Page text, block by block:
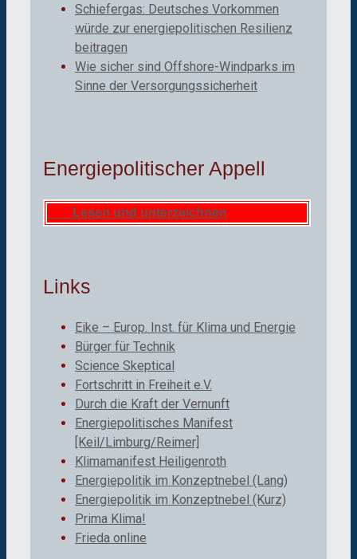
Schiefergas: Deutsches Vorkommen
würde zur energiepolitischen Resilienz
beitragen
Wie sicher sind Offshore-Windparks im
Sinne der Versorgungssicherheit
Energiepolitischer Appell
Lesen und unterzeichnen
Links
Eike – Europ. Inst. für Klima und Energie
Bürger für Technik
Science Skeptical
Fortschritt in Freiheit e.V.
Durch die Kraft der Vernunft
Energiepolitisches Manifest
[Keil/Limburg/Reimer]
Klimamanifest Heiligenroth
Energiepolitik im Konzeptnebel (Lang)
Energiepolitik im Konzeptnebel (Kurz)
Prima Klima!
Frieda online